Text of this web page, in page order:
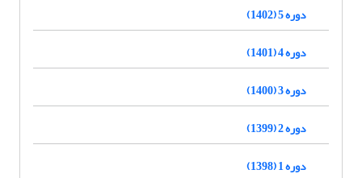
دوره 5 (1402)
دوره 4 (1401)
دوره 3 (1400)
دوره 2 (1399)
دوره 1 (1398)